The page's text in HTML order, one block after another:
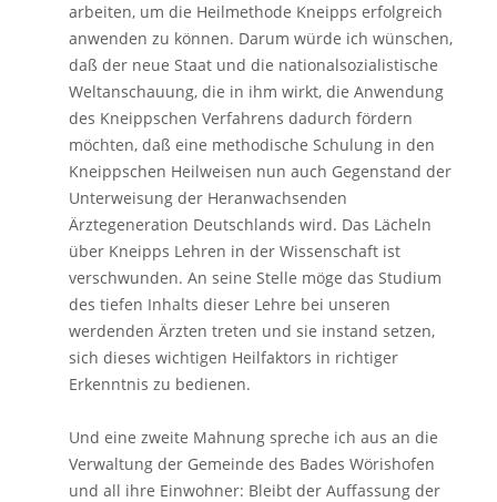
arbeiten, um die Heilmethode Kneipps erfolgreich
anwenden zu können. Darum würde ich wünschen,
daß der neue Staat und die nationalsozialistische
Weltanschauung, die in ihm wirkt, die Anwendung
des Kneippschen Verfahrens dadurch fördern
möchten, daß eine methodische Schulung in den
Kneippschen Heilweisen nun auch Gegenstand der
Unterweisung der Heranwachsenden
Ärztegeneration Deutschlands wird. Das Lächeln
über Kneipps Lehren in der Wissenschaft ist
verschwunden. An seine Stelle möge das Studium
des tiefen Inhalts dieser Lehre bei unseren
werdenden Ärzten treten und sie instand setzen,
sich dieses wichtigen Heilfaktors in richtiger
Erkenntnis zu bedienen.
Und eine zweite Mahnung spreche ich aus an die
Verwaltung der Gemeinde des Bades Wörishofen
und all ihre Einwohner: Bleibt der Auffassung der